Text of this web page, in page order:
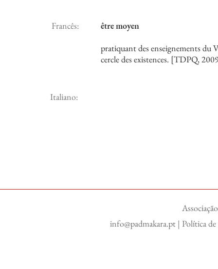
Francês:
être moyen
pratiquant des enseignements du
cercle des existences. [TDPQ,
Italiano:
info@padmakara.pt | Política